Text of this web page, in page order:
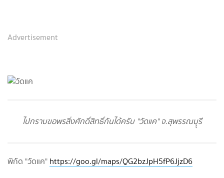
Advertisement
ไปกราบขอพรสิ่งศักดิ์สิทธิ์กันได้ครับ "วัดแค" จ.สุพรรณบุุรี
พิกัด "วัดแค" https://goo.gl/maps/QG2bzJpH5fP6JjzD6